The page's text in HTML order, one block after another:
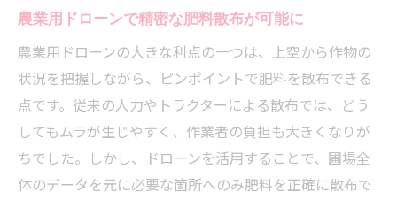
農業用ドローンで精密な肥料散布が可能に
農業用ドローンの大きな利点の一つは、上空から作物の
状況を把握しながら、ピンポイントで肥料を散布できる
点です。従来の人力やトラクターによる散布では、どう
してもムラが生じやすく、作業者の負担も大きくなりが
ちでした。しかし、ドローンを活用することで、圃場全
体のデータを元に必要な箇所へのみ肥料を正確に散布で